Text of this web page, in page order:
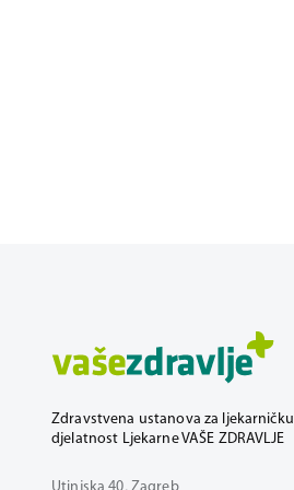
Zdravstvena ustanova za ljekarničku
djelatnost Ljekarne VAŠE ZDRAVLJE